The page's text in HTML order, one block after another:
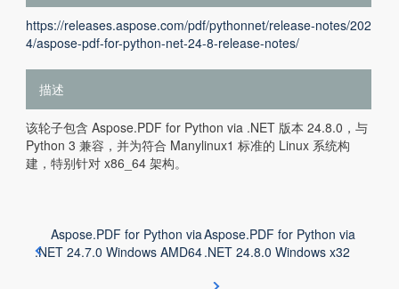
https://releases.aspose.com/pdf/pythonnet/release-notes/202
4/aspose-pdf-for-python-net-24-8-release-notes/
描述
该轮子包含 Aspose.PDF for Python via .NET 版本 24.8.0，与
Python 3 兼容，并为符合 Manylinux1 标准的 Linux 系统构
建，特别针对 x86_64 架构。
Aspose.PDF for Python via
.NET 24.7.0 Windows AMD64
Aspose.PDF for Python via
.NET 24.8.0 Windows x32